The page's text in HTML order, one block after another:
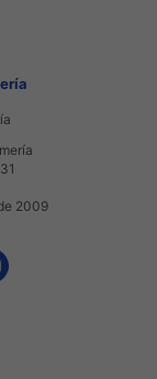
2009